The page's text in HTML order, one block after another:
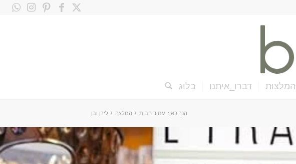
המלצות דברו_איתנו בלוג
הנך כאן: עמוד הבית / המלצה / לירן ובן